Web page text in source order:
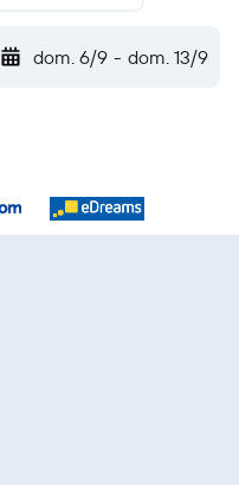
dom. 6/9 - dom. 13/9